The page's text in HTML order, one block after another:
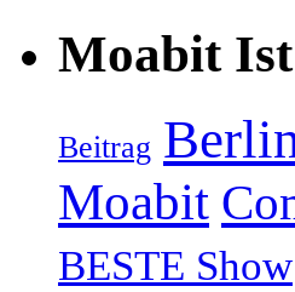
Moabit Ist
Beitrag
Moabit
BESTE Show